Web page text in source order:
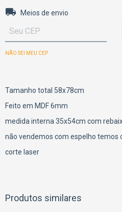
Entregas para o CEP:
Meios de envio
NÃO SEI MEU CEP
Tamanho total 58x78cm
Feito em MDF 6mm
medida interna 35x54cm com
não vendemos com espelho temos
corte laser
Produtos similares